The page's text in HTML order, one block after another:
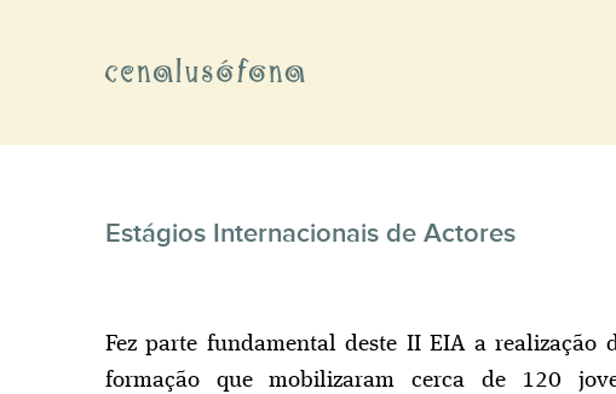
Estágios Internacionais de Actores
Fez parte fundamental deste II EIA a realização
formação que mobilizaram cerca de 120